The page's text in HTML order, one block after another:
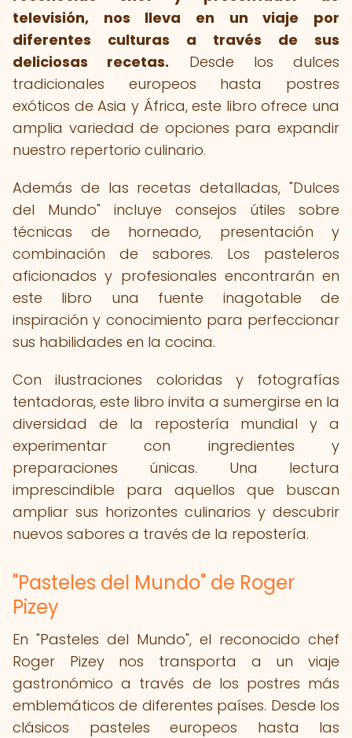
televisión, nos lleva en un viaje por
diferentes culturas a través de sus
deliciosas recetas. Desde los dulces
tradicionales europeos hasta postres
exóticos de Asia y África, este libro ofrece una
amplia variedad de opciones para expandir
nuestro repertorio culinario.
Además de las recetas detalladas, "Dulces
del Mundo" incluye consejos útiles sobre
técnicas de horneado, presentación y
combinación de sabores. Los pasteleros
aficionados y profesionales encontrarán en
este libro una fuente inagotable de
inspiración y conocimiento para perfeccionar
sus habilidades en la cocina.
Con ilustraciones coloridas y fotografías
tentadoras, este libro invita a sumergirse en la
diversidad de la repostería mundial y a
experimentar con ingredientes y
preparaciones únicas. Una lectura
imprescindible para aquellos que buscan
ampliar sus horizontes culinarios y descubrir
nuevos sabores a través de la repostería.
"Pasteles del Mundo" de Roger
Pizey
En "Pasteles del Mundo", el reconocido chef
Roger Pizey nos transporta a un viaje
gastronómico a través de los postres más
emblemáticos de diferentes países. Desde los
clásicos pasteles europeos hasta las